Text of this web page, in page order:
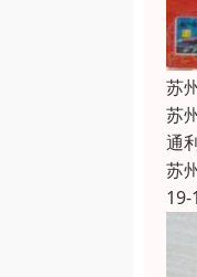
苏
苏
通
苏
19-